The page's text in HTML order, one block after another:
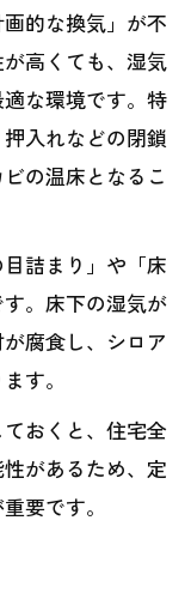
的な換気」が不
高くても、湿気
な環境です。特
入れなどの閉鎖
の温床となるこ
詰まり」や「床
。床下の湿気が
腐食し、シロア
す。
おくと、住宅全
があるため、定
要です。